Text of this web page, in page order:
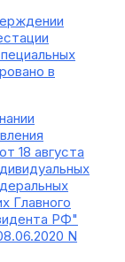
в
18 августа
Главного
РФ"
N